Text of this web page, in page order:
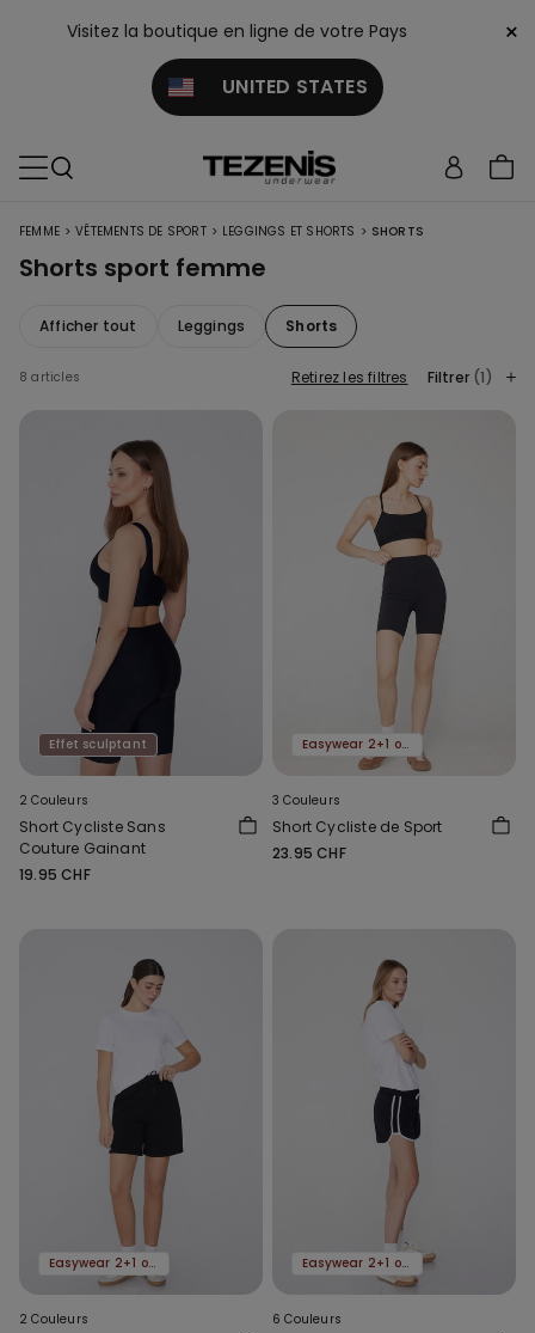
Visitez la boutique en ligne de votre Pays
UNITED STATES
×
FEMME > VÊTEMENTS DE SPORT > LEGGINGS ET SHORTS > SHORTS
Shorts sport femme
Afficher tout Leggings Shorts
8 articles Retirez les filtres Filtrer (1)
Effet sculptant
2 Couleurs
Short Cycliste Sans
Couture Gainant
19.95 CHF
Easywear 2+1 offert
3 Couleurs
Short Cycliste de Sport
23.95 CHF
Easywear 2+1 offert
2 Couleurs
Easywear 2+1 offert
6 Couleurs